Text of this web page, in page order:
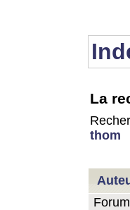
La
thom